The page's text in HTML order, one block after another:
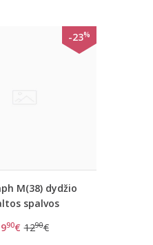
-23%
M(38) dydžio
spalvos
Sensation S
990€ 1290€